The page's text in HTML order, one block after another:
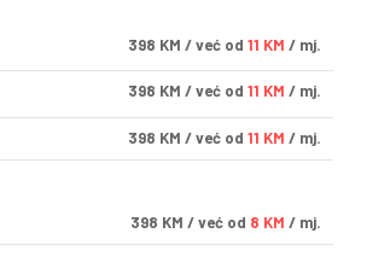
398 KM / već od 11 KM / mj.
398 KM / već od 11 KM / mj.
398 KM / već od 11 KM / mj.
398 KM / već od 8 KM / mj.